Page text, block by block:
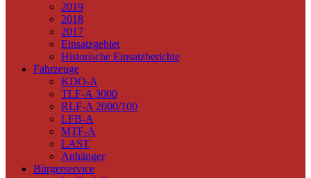
2019
2018
2017
Einsatzgebiet
Historische Einsatzberichte
Fahrzeuge
KDO-A
TLF-A 3000
RLF-A 2000/100
LFB-A
MTF-A
LAST
Anhänger
Bürgerservice